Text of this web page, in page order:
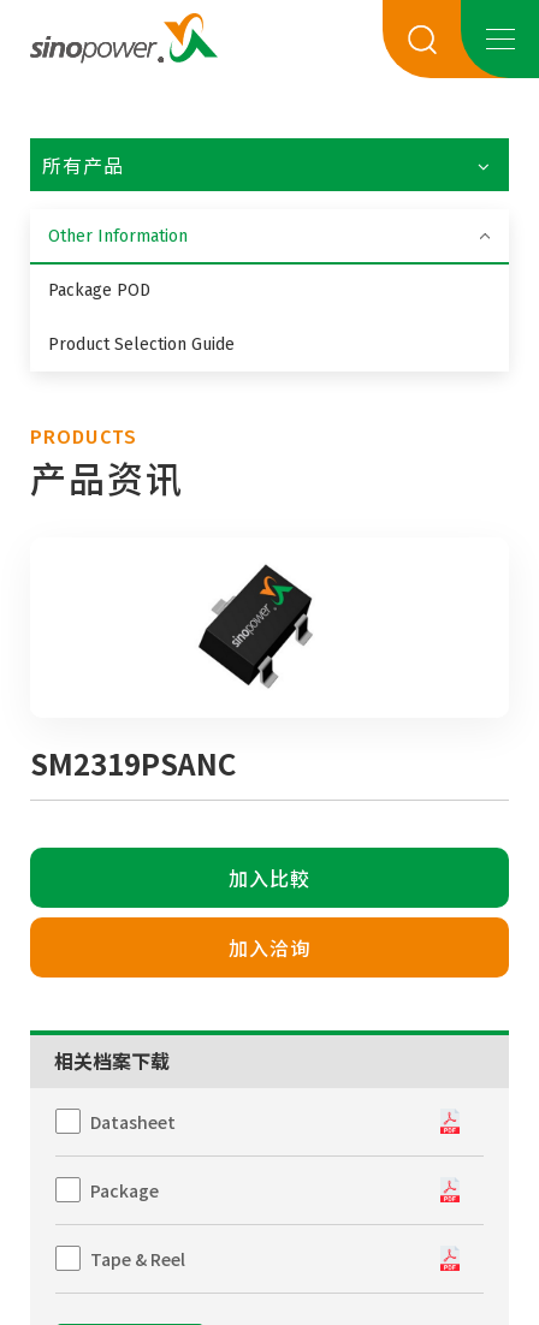
所有产品
Other Information
Package POD
Product Selection Guide
PRODUCTS
产品资讯
SM2319PSANC
加入比較
加入洽询
相关档案下载
Datasheet
Package
Tape & Reel